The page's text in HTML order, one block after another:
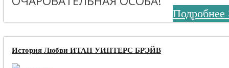
Подробнее
История Любви ИТАН УИНТЕРС БРЭЙВ